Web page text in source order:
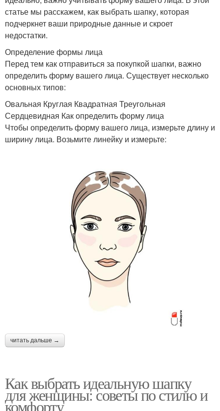
статье мы расскажем, как выбрать шапку, которая
подчеркнет ваши природные данные и скроет
недостатки.
Определение формы лица
Перед тем как отправиться за покупкой шапки, важно
определить форму вашего лица. Существует несколько
основных типов:
Овальная Круглая Квадратная Треугольная
Сердцевидная Как определить форму лица
Чтобы определить форму вашего лица, измерьте длину и
ширину лица. Возьмите линейку и измерьте:
читать дальше →
Как выбрать идеальную шапку
для женщины: советы по стилю и
комфорту